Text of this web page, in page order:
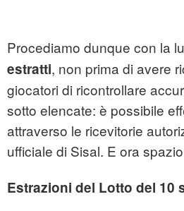
Procediamo dunque con la
estratti, non prima di avere
giocatori di ricontrollare
sotto elencate: è possibile
attraverso le ricevitorie
ufficiale di Sisal. E ora
Estrazioni del Lotto del 10